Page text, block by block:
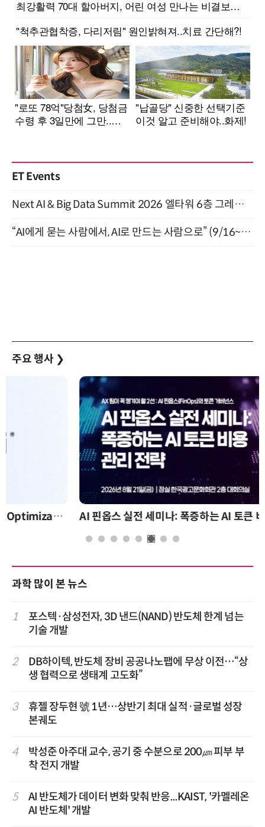
ET Events
Next AI & Big Data Summit 2026 엘타워 6층 그레이스홀 개최 (9/18)
“AI에게 묻는 사람에서, AI로 만드는 사람으로” (9/16~17)
주요 행사 ❯
AI 핀옵스 실전 세미나: 폭증하는 AI 토큰 비용 관리 전략
과학 많이 본 뉴스
1
포스텍·삼성전자, 3D 낸드(NAND) 반도체 한계 넘는
기술 개발
2
DB하이텍, 반도체 장비 공공나노팹에 무상 이전…“상
생 협력으로 생태계 고도화”
3
휴젤 장두현 號 1년…상반기 최대 실적·글로벌 성장
본궤도
4
박성준 아주대 교수, 공기 중 수분으로 200㎛ 피부 부
착 전지 개발
5
AI 반도체가 데이터 변화 맞춰 반응...KAIST, '카멜레온
AI 반도체' 개발